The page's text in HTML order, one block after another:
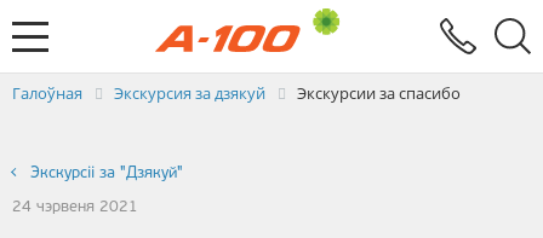
Зваротная сувязь
Паслугi
Заяўка на выстаўленне ЭРФ
Галоўная Экскурсия за дзякуй Экскурсии за спасибо
Экскурсіі за "Дзякуй"
24 чэрвеня 2021